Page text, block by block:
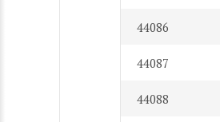
44086
44087
44088